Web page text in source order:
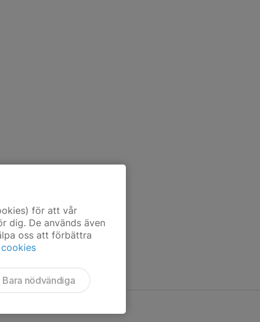
för att vår
dig. De används även
oss att förbättra
Bara nödvändiga